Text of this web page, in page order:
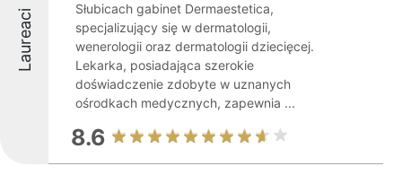
Laureaci
Słubicach gabinet Dermaestetica,
specjalizujący się w dermatologii,
wenerologii oraz dermatologii dziecięcej.
Lekarka, posiadająca szerokie
doświadczenie zdobyte w uznanych
ośrodkach medycznych, zapewnia ...
8.6